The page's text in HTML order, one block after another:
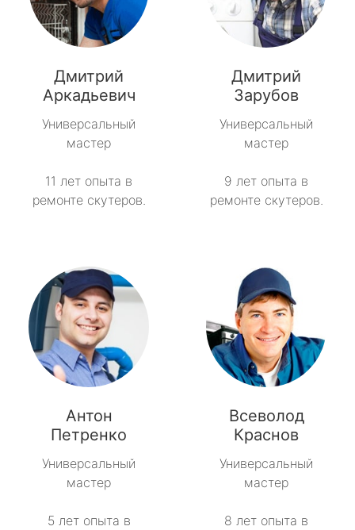
Дмитрий
Аркадьевич
Универсальный
мастер
11 лет опыта в
ремонте скутеров.
Дмитрий
Зарубов
Универсальный
мастер
9 лет опыта в
ремонте скутеров.
Антон
Петренко
Универсальный
мастер
5 лет опыта в
Всеволод
Краснов
Универсальный
мастер
8 лет опыта в